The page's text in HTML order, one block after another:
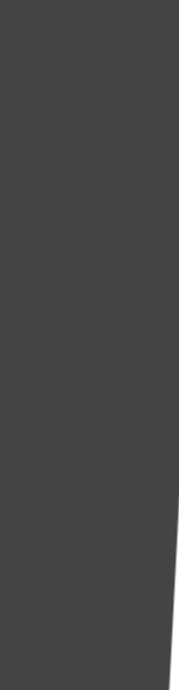
BYN
BYN
из дома
муж. Но муж
возле работы.
он может
что
женщин
детьми в одну
малышей
Ирине
по поводу